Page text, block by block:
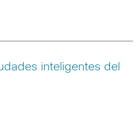
inteligentes del